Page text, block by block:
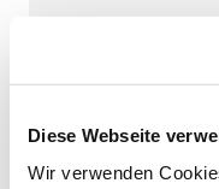
Diese Webseite
Wir verwenden